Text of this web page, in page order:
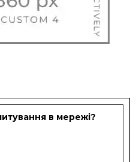
в мережі?